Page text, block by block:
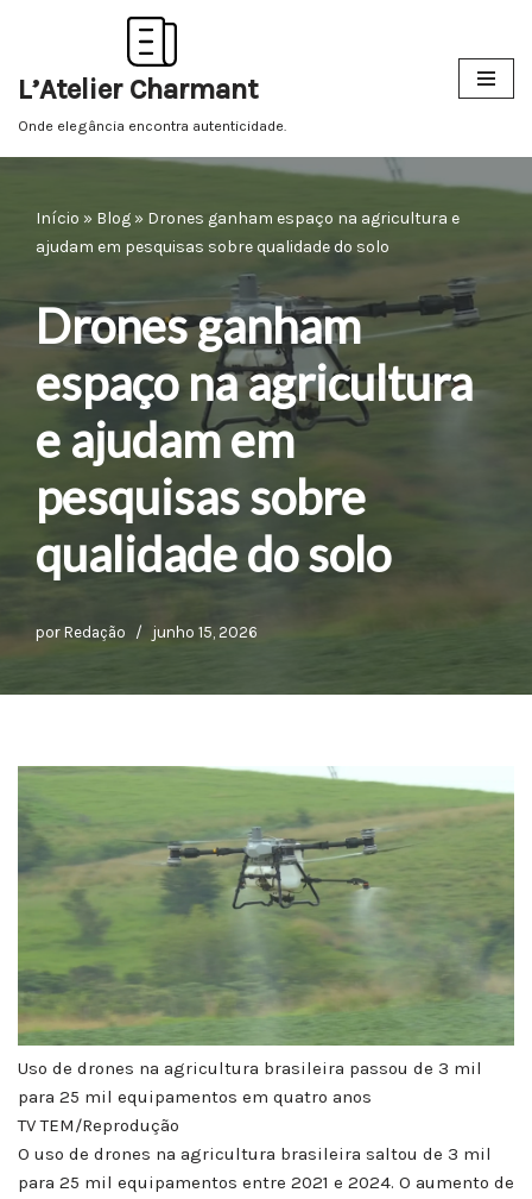
para
o
L’Atelier Charmant
Onde elegância encontra autenticidade.
Início » Blog » Drones ganham espaço na agricultura e
ajudam em pesquisas sobre qualidade do solo
Drones ganham
espaço na agricultura
e ajudam em
pesquisas sobre
qualidade do solo
por Redação junho 15, 2026
Uso de drones na agricultura brasileira passou de 3 mil
para 25 mil equipamentos em quatro anos
TV TEM/Reprodução
O uso de drones na agricultura brasileira saltou de 3 mil
para 25 mil equipamentos entre 2021 e 2024. O aumento de